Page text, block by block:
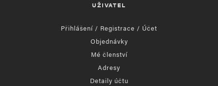
UŽIVATEL
Přihlášení / Registrace / Účet
Objednávky
Mé členství
Adresy
Detaily účtu